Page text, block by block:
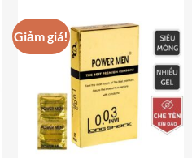
Giảm giá!